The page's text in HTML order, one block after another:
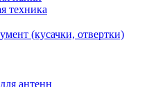
техника
(кусачки, отвертки)
антенн